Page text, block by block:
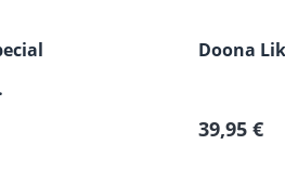
Doona
Regulärer
39,95 €